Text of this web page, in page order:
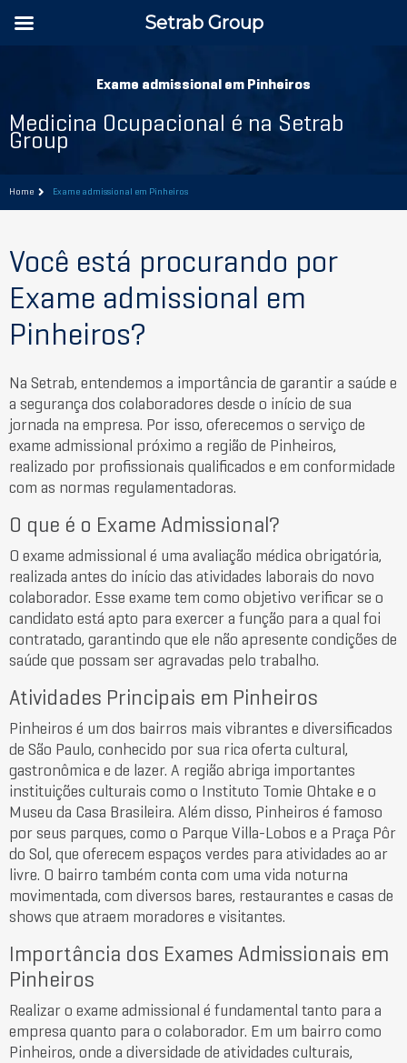
Exame admissional em Pinheiros
Medicina Ocupacional é na Setrab
Group
Home Exame admissional em Pinheiros
Você está procurando por
Exame admissional em
Pinheiros?
Na Setrab, entendemos a importância de garantir a saúde e
a segurança dos colaboradores desde o início de sua
jornada na empresa. Por isso, oferecemos o serviço de
exame admissional próximo a região de Pinheiros,
realizado por profissionais qualificados e em conformidade
com as normas regulamentadoras.
O que é o Exame Admissional?
O exame admissional é uma avaliação médica obrigatória,
realizada antes do início das atividades laborais do novo
colaborador. Esse exame tem como objetivo verificar se o
candidato está apto para exercer a função para a qual foi
contratado, garantindo que ele não apresente condições de
saúde que possam ser agravadas pelo trabalho.
Atividades Principais em Pinheiros
Pinheiros é um dos bairros mais vibrantes e diversificados
de São Paulo, conhecido por sua rica oferta cultural,
gastronômica e de lazer. A região abriga importantes
instituições culturais como o Instituto Tomie Ohtake e o
Museu da Casa Brasileira. Além disso, Pinheiros é famoso
por seus parques, como o Parque Villa-Lobos e a Praça Pôr
do Sol, que oferecem espaços verdes para atividades ao ar
livre. O bairro também conta com uma vida noturna
movimentada, com diversos bares, restaurantes e casas de
shows que atraem moradores e visitantes.
Importância dos Exames Admissionais em
Pinheiros
Realizar o exame admissional é fundamental tanto para a
empresa quanto para o colaborador. Em um bairro como
Pinheiros, onde a diversidade de atividades culturais,
Setrab Group